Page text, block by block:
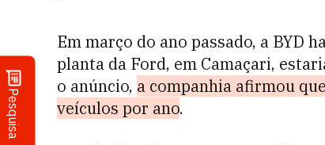
Pesquisa
Em março do ano passado, a BYD
planta da Ford, em Camaçari,
o anúncio, a companhia afirmou
veículos por ano.